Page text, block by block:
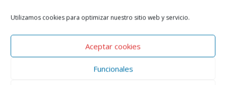
Utilizamos cookies para optimizar nuestro sitio web y servicio.
Aceptar cookies
Funcionales